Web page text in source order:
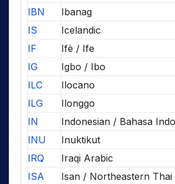
IBN
Ibanag
IS
Icelandic
IF
Ifè / Ife
IG
Igbo / Ibo
ILC
Ilocano
ILG
Ilonggo
IN
Indonesian / Bahasa
INU
Inuktikut
IRQ
Iraqi Arabic
ISA
Isan / Northeastern Thai